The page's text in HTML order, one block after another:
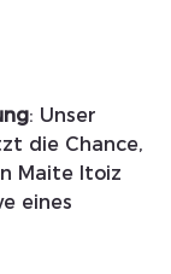
: Unser
die Chance,
Maite Itoiz
eines